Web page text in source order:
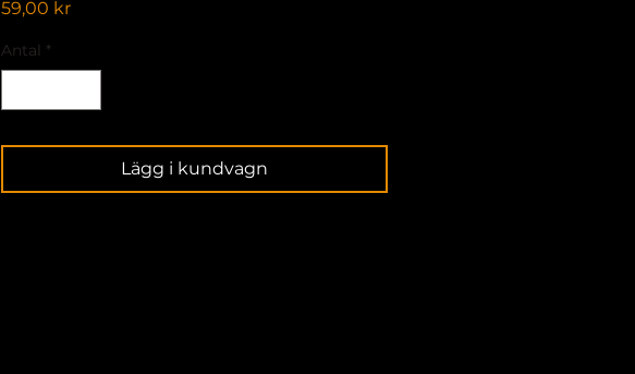
59,00 krPris
Antal *
Lägg i kundvagn